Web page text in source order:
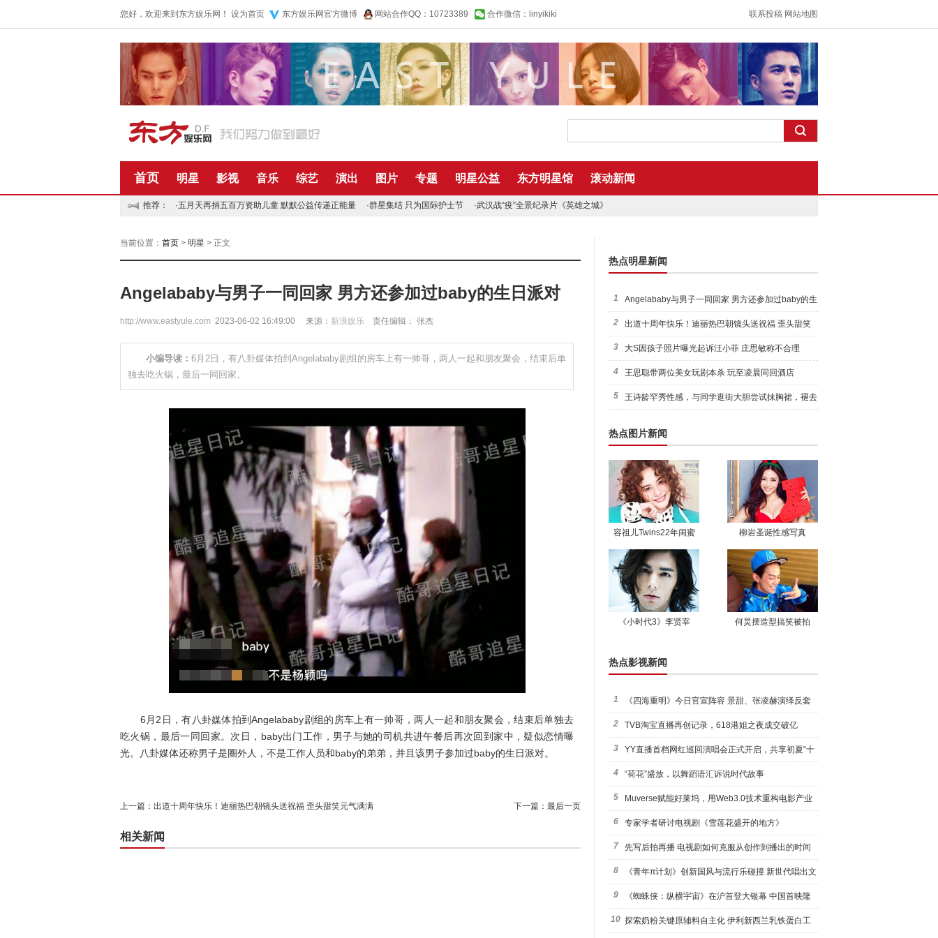
您好，欢迎来到东方娱乐网！ 设为首页 东方娱乐网官方微博 网站合作QQ：10723389 合作微信：linyikiki 联系投稿 网站地图
首页 明星 影视 音乐 综艺 演出 图片 专题 明星公益 东方明星馆 滚动新闻
推荐： ·五月天再捐五百万资助儿童 默默公益传递正能量 ·群星集结 只为国际护士节 ·武汉战“疫”全景纪录片《英雄之城》
当前位置： 首页 > 明星 > 正文
Angelababy与男子一同回家 男方还参加过baby的生日派对
http://www.eastyule.com 2023-06-02 16:49:00 来源： 新浪娱乐 责任编辑： 张杰
小编导读： 6月2日，有八卦媒体拍到Angelababy剧组的房车上有一帅哥，两人一起和朋友聚会，结束后单
独去吃火锅，最后一同回家。
6月2日，有八卦媒体拍到Angelababy剧组的房车上有一帅哥，两人一起和朋友聚会，结束后单独去
吃火锅，最后一同回家。次日，baby出门工作，男子与她的司机共进午餐后再次回到家中，疑似恋情曝
光。八卦媒体还称男子是圈外人，不是工作人员和baby的弟弟，并且该男子参加过baby的生日派对。
上一篇： 出道十周年快乐！迪丽热巴朝镜头送祝福 歪头甜笑元气满满 下一篇： 最后一页
相关新闻
热点明星新闻
1 Angelababy与男子一同回家 男方还参加过baby的生
日派对
2 出道十周年快乐！迪丽热巴朝镜头送祝福 歪头甜笑
元气满满
3 大S因孩子照片曝光起诉汪小菲 庄思敏称不合理
4 王思聪带两位美女玩剧本杀 玩至凌晨同回酒店
5 王诗龄罕秀性感，与同学逛街大胆尝试抹胸裙，褪去
热点图片新闻
容祖儿Twins22年闺蜜 柳岩圣诞性感写真
《小时代3》李贤宰 何炅摆造型搞笑被拍
热点影视新闻
1 《四海重明》今日官宣阵容 景甜、张凌赫演绎反套
路玄幻爱
2 TVB淘宝直播再创记录，618港姐之夜成交破亿
3 YY直播首档网红巡回演唱会正式开启，共享初夏“十
城”音乐
4 “荷花”盛放，以舞蹈语汇诉说时代故事
5 Muverse赋能好莱坞，用Web3.0技术重构电影产业
6 专家学者研讨电视剧《雪莲花盛开的地方》
7 先写后拍再播 电视剧如何克服从创作到播出的时间
差
8 《青年π计划》创新国风与流行乐碰撞 新世代唱出文
化自信
9 《蜘蛛侠：纵横宇宙》在沪首登大银幕 中国首映隆
重举办
10 探索奶粉关键原辅料自主化 伊利新西兰乳铁蛋白工